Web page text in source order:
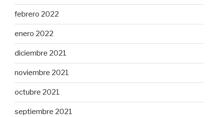
febrero 2022
enero 2022
diciembre 2021
noviembre 2021
octubre 2021
septiembre 2021